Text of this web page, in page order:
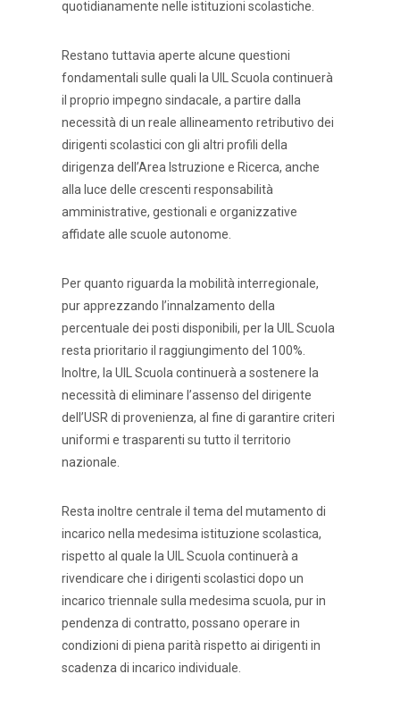
quotidianamente nelle istituzioni scolastiche.
Restano tuttavia aperte alcune questioni
fondamentali sulle quali la UIL Scuola continuerà
il proprio impegno sindacale, a partire dalla
necessità di un reale allineamento retributivo dei
dirigenti scolastici con gli altri profili della
dirigenza dell’Area Istruzione e Ricerca, anche
alla luce delle crescenti responsabilità
amministrative, gestionali e organizzative
affidate alle scuole autonome.
Per quanto riguarda la mobilità interregionale,
pur apprezzando l’innalzamento della
percentuale dei posti disponibili, per la UIL Scuola
resta prioritario il raggiungimento del 100%.
Inoltre, la UIL Scuola continuerà a sostenere la
necessità di eliminare l’assenso del dirigente
dell’USR di provenienza, al fine di garantire criteri
uniformi e trasparenti su tutto il territorio
nazionale.
Resta inoltre centrale il tema del mutamento di
incarico nella medesima istituzione scolastica,
rispetto al quale la UIL Scuola continuerà a
rivendicare che i dirigenti scolastici dopo un
incarico triennale sulla medesima scuola, pur in
pendenza di contratto, possano operare in
condizioni di piena parità rispetto ai dirigenti in
scadenza di incarico individuale.